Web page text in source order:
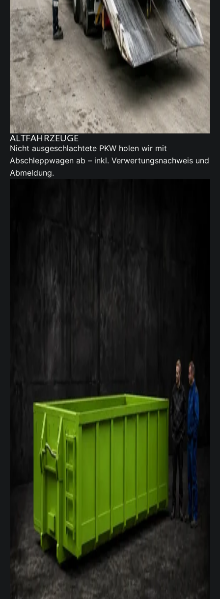
ALTFAHRZEUGE
Nicht ausgeschlachtete PKW holen wir mit
Abschleppwagen ab – inkl. Verwertungsnachweis und
Abmeldung.